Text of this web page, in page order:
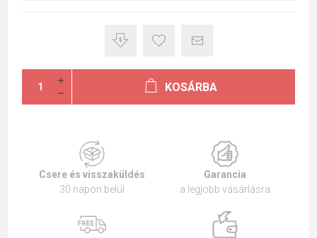
KOSÁRBA
Csere és visszaküldés
30 napon belül
Garancia
a legjobb vásárlásra